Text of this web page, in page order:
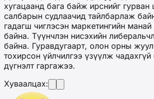
хугацаанд бага байж ирснийг гурван
салбарын судлаачид тайлбарлаж
гадагш чиглэсэн маркетингийн манай
байна. Түүнчлэн нисэхийн
байна. Гуравдугаарт, олон орны
тохирсон үйлчилгээ үзүүлж чадахгүй
дүгнэлт гаргажээ.
Хуваалцах: